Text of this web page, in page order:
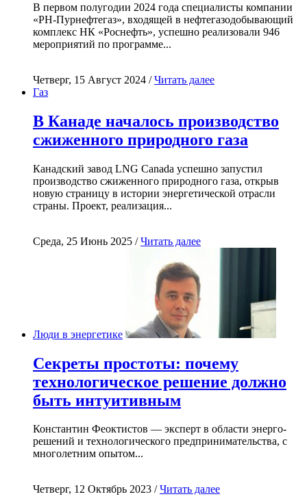
В первом полугодии 2024 года специалисты компании
«РН-Пурнефтегаз», входящей в нефтегазодобывающий
комплекс НК «Роснефть», успешно реализовали 946
мероприятий по программе...
Четверг, 15 Август 2024 /Читать далее
Газ
В Канаде началось производство
сжиженного природного газа
Канадский завод LNG Canada успешно запустил
производство сжиженного природного газа, открыв
новую страницу в истории энергетической отрасли
страны. Проект, реализация...
Среда, 25 Июнь 2025 /Читать далее
Люди в энергетике
Секреты простоты: почему
технологическое решение должно
быть интуитивным
Константин Феоктистов — эксперт в области энерго-
решений и технологического предпринимательства, с
многолетним опытом...
Четверг, 12 Октябрь 2023 /Читать далее